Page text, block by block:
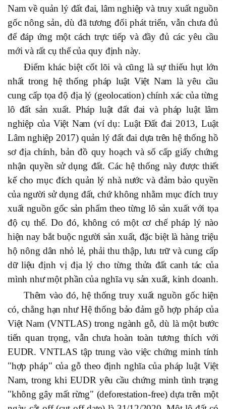
Nam về quản lý đất đai, lâm nghiệp và truy xuất nguồn
gốc nông sản, dù đã tương đối phát triển, vẫn chưa đủ
để đáp ứng một cách trực tiếp và đầy đủ các yêu cầu
mới và rất cụ thể của quy định này.
Điểm khác biệt cốt lõi và cũng là sự thiếu hụt lớn
nhất trong hệ thống pháp luật Việt Nam là yêu cầu
cung cấp tọa độ địa lý (geolocation) chính xác của từng
lô đất sản xuất. Pháp luật đất đai và pháp luật lâm
nghiệp của Việt Nam (ví dụ: Luật Đất đai 2013, Luật
Lâm nghiệp 2017) quản lý đất đai dựa trên hệ thống hồ
sơ địa chính, bản đồ quy hoạch và sổ cấp giấy chứng
nhận quyền sử dụng đất. Các hệ thống này được thiết
kế cho mục đích quản lý nhà nước và đảm bảo quyền
của người sử dụng đất, chứ không nhằm mục đích truy
xuất nguồn gốc sản phẩm theo từng lô sản xuất với tọa
độ cụ thể. Do đó, không có một cơ chế pháp lý nào
hiện nay bắt buộc người sản xuất, đặc biệt là hàng triệu
hộ nông dân nhỏ lẻ, phải thu thập, lưu trữ và cung cấp
dữ liệu định vị địa lý cho từng thửa đất canh tác của
mình như một phần của nghĩa vụ sản xuất, kinh doanh.
Thêm vào đó, hệ thống truy xuất nguồn gốc hiện
có, chẳng hạn như Hệ thống bảo đảm gỗ hợp pháp của
Việt Nam (VNTLAS) trong ngành gỗ, dù là một bước
tiến quan trọng, vẫn chưa hoàn toàn tương thích với
EUDR. VNTLAS tập trung vào việc chứng minh tính
"hợp pháp" của gỗ theo định nghĩa của pháp luật Việt
Nam, trong khi EUDR yêu cầu chứng minh tình trạng
"không gây mất rừng" (deforestation-free) dựa trên một